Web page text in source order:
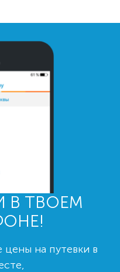
В ТВОЕМ
на путевки в